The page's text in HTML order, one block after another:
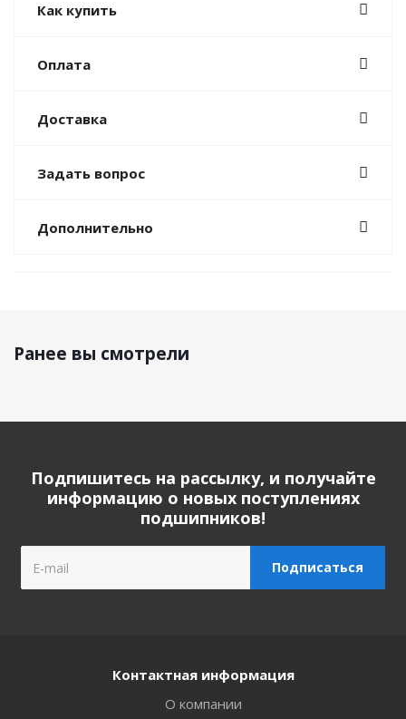
Как купить
Оплата
Доставка
Задать вопрос
Дополнительно
Ранее вы смотрели
Подпишитесь на рассылку, и получайте
информацию о новых поступлениях
подшипников!
Контактная информация
О компании